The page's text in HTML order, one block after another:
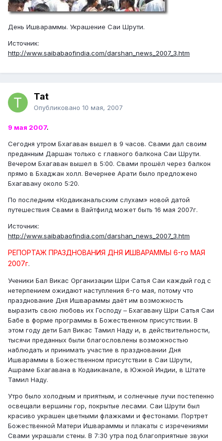
День Ишвараммы. Украшение Саи Шрути.
Источник:
http://www.saibabaofindia.com/darshan_news_2007_3.htm
Tat
Опубликовано 10 мая, 2007
9 мая 2007.
Сегодня утром Бхагаван вышел в 9 часов. Свами дал своим
преданным Даршан только с главного балкона Саи Шрути.
Вечером Бхагаван вышел в 5:00. Свами прошёл через балкон
прямо в Бхаджан холл. Вечернее Арати было предложено
Бхагавану около 5:20.
По последним «Кодаиканальским слухам» новой датой
путешествия Свами в Вайтфилд может быть 16 мая 2007г.
Источник:
http://www.saibabaofindia.com/darshan_news_2007_3.htm
РЕПОРТАЖ ПРАЗДНОВАНИЯ ДНЯ ИШВАРАММЫ 6-го МАЯ
2007г.
Ученики Бал Викас Организации Шри Сатья Саи каждый год с
нетерпением ожидают наступления 6-го мая, потому что
празднование Дня Ишвараммы даёт им возможность
выразить свою любовь их Господу – Бхагавану Шри Сатья Саи
Бабе в форме программы в Божественном присутствии. В
этом году дети Бал Викас Тамил Наду и, в действительности,
тысячи преданных были благословлены возможностью
наблюдать и принимать участие в праздновании Дня
Ишвараммы в Божественном присутствии в Саи Шрути,
Ашраме Бхагавана в Кодаиканале, в Южной Индии, в Штате
Тамил Наду.
Утро было холодным и приятным, и солнечные лучи постепенно
освещали вершины гор, покрытые лесами. Саи Шрути был
красиво украшен цветными флажками и фестонами. Портрет
Божественной Матери Ишвараммы и плакаты с изречениями
Свами украшали стены. В 7:30 утра под благоприятные звуки